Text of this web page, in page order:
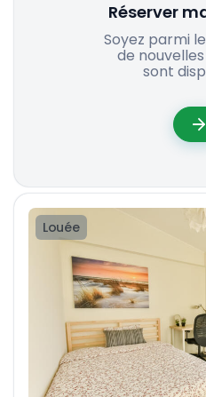
Réserver
Soyez parmi
de
sont
Louée